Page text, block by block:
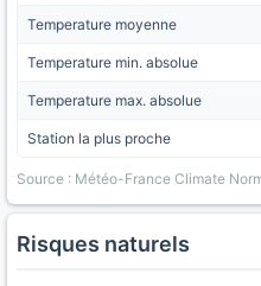
Temperature moyenne
Temperature min. absolue
Temperature max. absolue
Station la plus proche
Source : Météo-France Climate
Risques naturels